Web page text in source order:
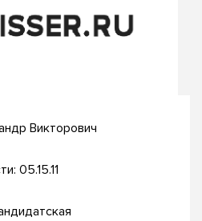
Викторович
05.15.11